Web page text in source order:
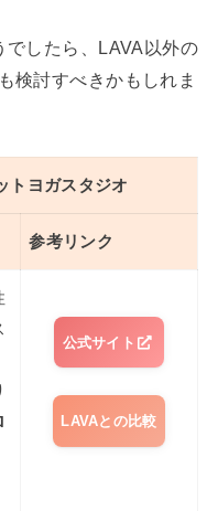
でしたら、LAVA以外の
検討すべきかもしれま
トヨガスタジオ
参考リンク
公式サイト
LAVAとの比較